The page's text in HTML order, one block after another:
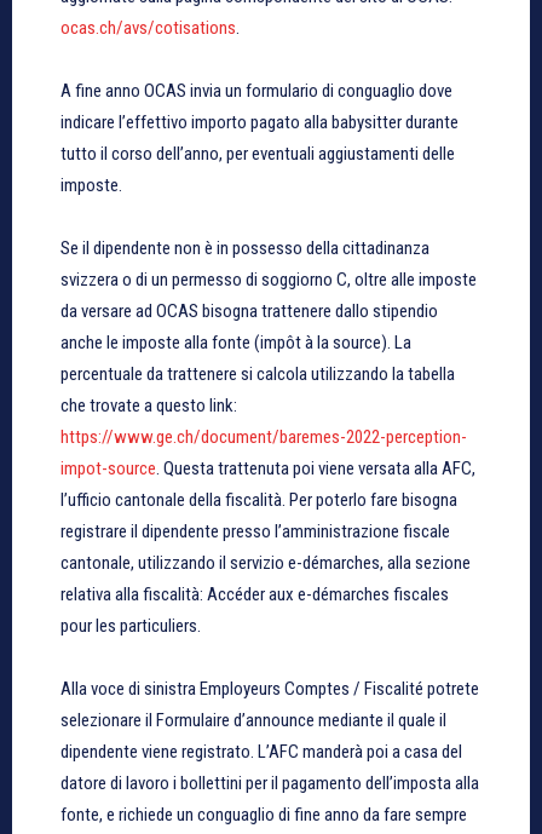
ocas.ch/avs/cotisations.
A fine anno OCAS invia un formulario di conguaglio dove
indicare l’effettivo importo pagato alla babysitter durante
tutto il corso dell’anno, per eventuali aggiustamenti delle
imposte.
Se il dipendente non è in possesso della cittadinanza
svizzera o di un permesso di soggiorno C, oltre alle imposte
da versare ad OCAS bisogna trattenere dallo stipendio
anche le imposte alla fonte (impôt à la source). La
percentuale da trattenere si calcola utilizzando la tabella
che trovate a questo link:
https://www.ge.ch/document/baremes-2022-perception-
impot-source. Questa trattenuta poi viene versata alla AFC,
l’ufficio cantonale della fiscalità. Per poterlo fare bisogna
registrare il dipendente presso l’amministrazione fiscale
cantonale, utilizzando il servizio e-démarches, alla sezione
relativa alla fiscalità: Accéder aux e-démarches fiscales
pour les particuliers.
Alla voce di sinistra Employeurs Comptes / Fiscalité potrete
selezionare il Formulaire d’announce mediante il quale il
dipendente viene registrato. L’AFC manderà poi a casa del
datore di lavoro i bollettini per il pagamento dell’imposta alla
fonte, e richiede un conguaglio di fine anno da fare sempre